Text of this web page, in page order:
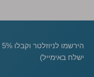
ישלח באימייל)